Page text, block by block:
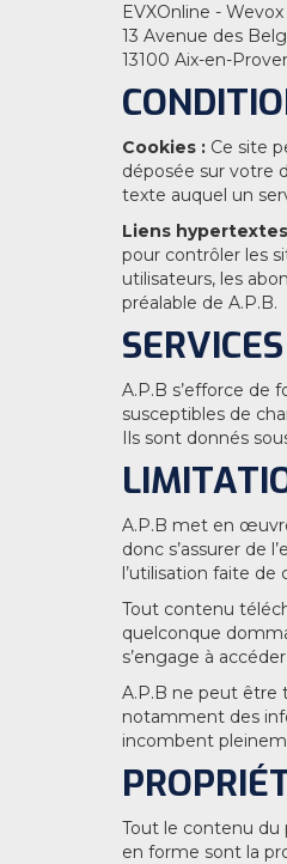
EVXOnline - Wevox
13 Avenue des
13100 Aix-en-
Cookies : Ce site
déposée sur votre
texte auquel un
Liens
pour contrôler les
utilisateurs, les
préalable de A.P.B.
A.P.B s’efforce de
susceptibles de
Ils sont donnés
A.P.B met en
donc s’assurer de
l’utilisation faite
Tout contenu
quelconque
s’engage à
A.P.B ne peut être
notamment des
incombent
Tout le contenu du
en forme sont la